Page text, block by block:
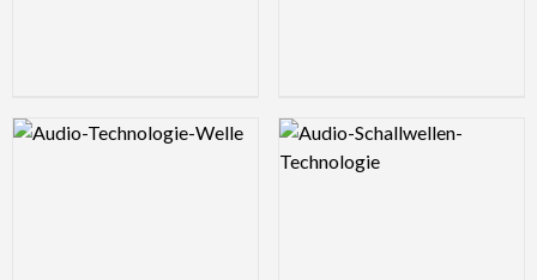
Logo Preview Image Logo Preview Image